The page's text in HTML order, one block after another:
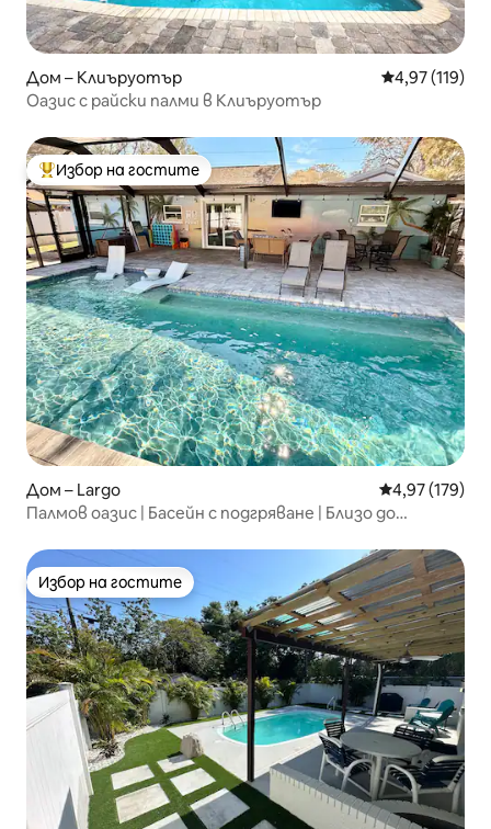
Дом – Клиъруотър Средна
4,97 (119)
Оазис с райски палми в Клиъруотър
Най-популярен избор на гостите
Избор на гостите
Дом – Largo Средна
4,97 (179)
Палмов оазис | Басейн с подгряване | Близо до
Избор на гостите
Избор на гостите